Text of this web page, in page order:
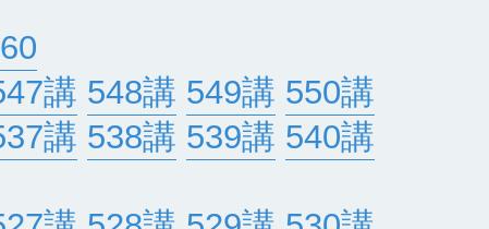
講 548講 549講 550講
講 538講 539講 540講